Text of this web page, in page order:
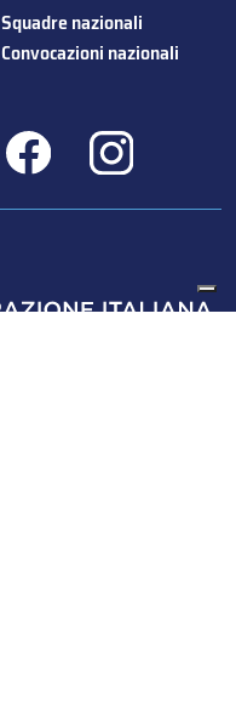
Squadre nazionali
Convocazioni nazionali